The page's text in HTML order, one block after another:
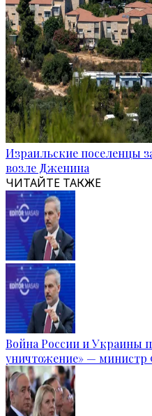
Израильские поселенцы
возле Дженина
ЧИТАЙТЕ ТАКЖЕ
Война России и Украины
уничтожение» — министр